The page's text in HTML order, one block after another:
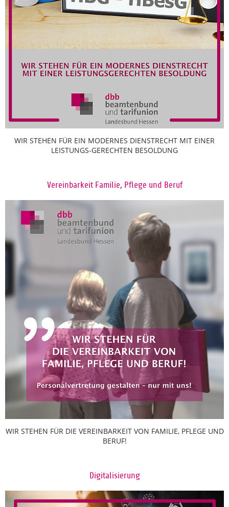
WIR STEHEN FÜR EIN MODERNES DIENSTRECHT MIT EINER
LEISTUNGS-GERECHTEN BESOLDUNG
Vereinbarkeit Familie, Pflege und Beruf
WIR STEHEN FÜR DIE VEREINBARKEIT VON FAMILIE, PFLEGE UND
BERUF!
Digitalisierung